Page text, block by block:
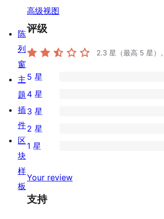
高级视图
评级
2.3 星（最高 5 星）。
1
条
5
星
评
5 星
条
4
星
价
4 星
0
条
3
评
价
3 星
条
星
评
2 星
1
星
1 星
Your review
支持
陈
列
窗
主
题
插
件
区
块
样
板